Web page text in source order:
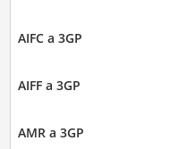
AIFC a 3GP
AIFF a 3GP
AMR a 3GP